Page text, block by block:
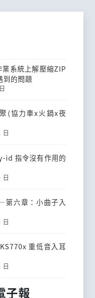
系統上解壓縮ZIP
到的問題
(協力車x火鍋x夜
日
id 指令沒有作用的
日
第六章：小曲子入
日
重低音入耳
日
子報